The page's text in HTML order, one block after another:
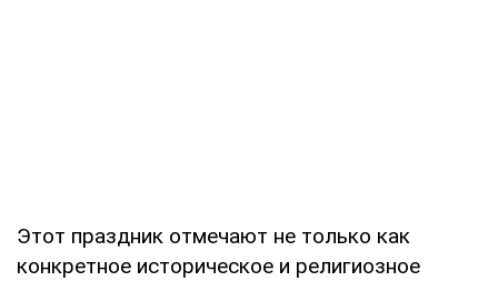
Этот праздник отмечают не только как
конкретное историческое и религиозное